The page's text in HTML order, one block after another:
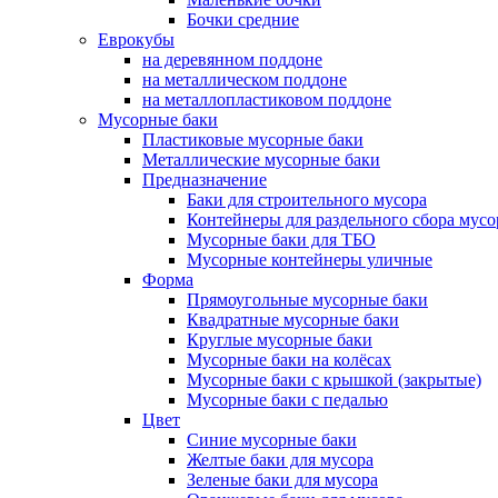
Бочки средние
Еврокубы
на деревянном поддоне
на металлическом поддоне
на металлопластиковом поддоне
Мусорные баки
Пластиковые мусорные баки
Металлические мусорные баки
Предназначение
Баки для строительного мусора
Контейнеры для раздельного сбора
Мусорные баки для ТБО
Мусорные контейнеры уличные
Форма
Прямоугольные мусорные баки
Квадратные мусорные баки
Круглые мусорные баки
Мусорные баки на колёсах
Мусорные баки с крышкой (закрытые)
Мусорные баки с педалью
Цвет
Синие мусорные баки
Желтые баки для мусора
Зеленые баки для мусора